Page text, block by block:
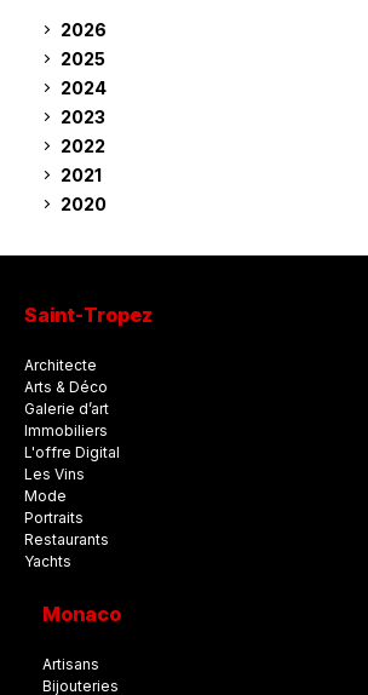
2026
2025
2024
2023
2022
2021
2020
Saint-Tropez
Architecte
Arts & Déco
Galerie d’art
Immobiliers
L'offre Digital
Les Vins
Mode
Portraits
Restaurants
Yachts
Monaco
Artisans
Bijouteries